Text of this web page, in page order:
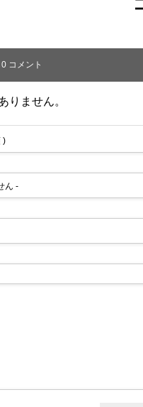
0 コメント
りません。
)
ん -